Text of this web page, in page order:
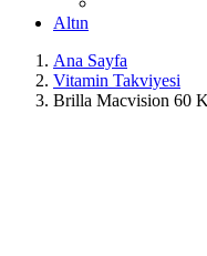
Altın
Ana Sayfa
Vitamin Takviyesi
Brilla Macvision 60